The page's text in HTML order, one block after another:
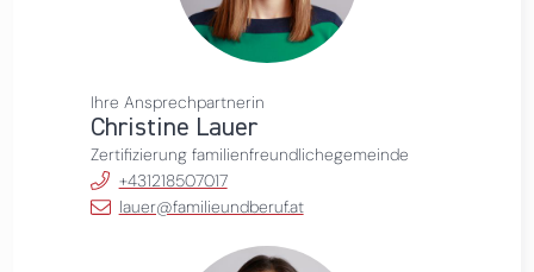
Ihre Ansprechpartnerin
Christine Lauer
Zertifizierung familienfreundlichegemeinde
+431218507017
lauer@familieundberuf.at